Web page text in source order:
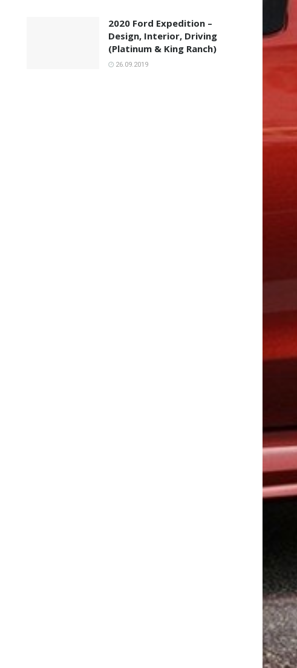
2020 Ford Expedition –
Design, Interior, Driving
(Platinum & King Ranch)
26.09.2019